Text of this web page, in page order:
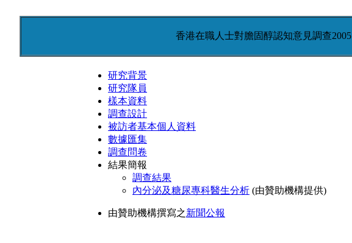
香港在職人士對膽固醇認知意見調查2005
研究背景
研究隊員
樣本資料
調查設計
被訪者基本個人資料
數據匯集
調查問卷
結果簡報
調查結果
內分泌及糖尿專科醫生分析 (由贊助機構提供)
由贊助機構撰寫之新聞公報